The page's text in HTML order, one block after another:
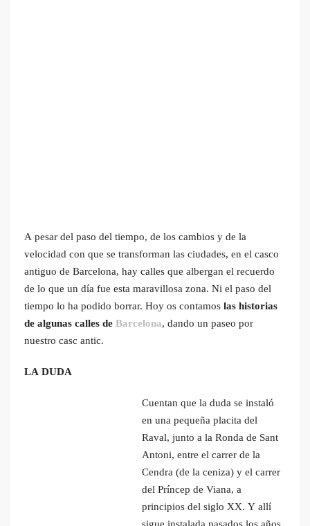
A pesar del paso del tiempo, de los cambios y de la
velocidad con que se transforman las ciudades, en el casco
antiguo de Barcelona, hay calles que albergan el recuerdo
de lo que un día fue esta maravillosa zona. Ni el paso del
tiempo lo ha podido borrar. Hoy os contamos las historias
de algunas calles de Barcelona, dando un paseo por
nuestro casc antic.
LA DUDA
Cuentan que la duda se instaló
en una pequeña placita del
Raval, junto a la Ronda de Sant
Antoni, entre el carrer de la
Cendra (de la ceniza) y el carrer
del Príncep de Viana, a
principios del siglo XX. Y allí